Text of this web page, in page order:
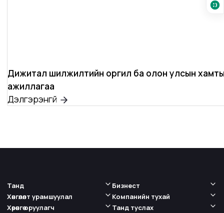
Дижитал шилжилтийн оргил ба олон улсын
ажиллагаа
Дэлгэрэнгүй
Танд
Хөнгөлөлт урамшуулал
Бизнест
Компанийн тухай
Хөрөнгө оруулагч
Танд туслах